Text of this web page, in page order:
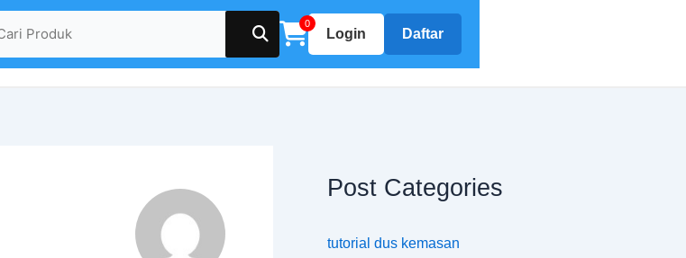
0
Login Daftar
Post Categories
tutorial dus kemasan